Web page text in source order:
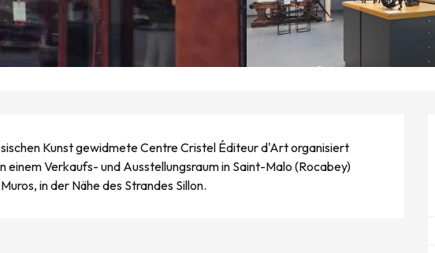
Kunst gewidmete Centre Cristel Éditeur d'Art organisiert
einem Verkaufs- und Ausstellungsraum in Saint-Malo (Rocabey)
in der Nähe des Strandes Sillon.